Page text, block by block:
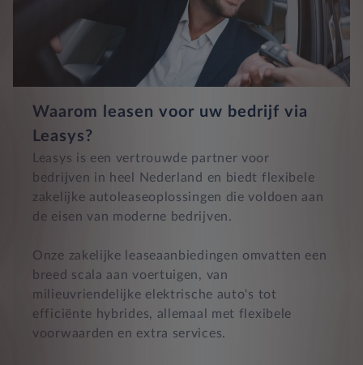
Waarom leasen voor uw bedrijf via
Leasys?
Leasys is een vertrouwde partner voor
bedrijven in heel Nederland en biedt flexibele
zakelijke autoleaseoplossingen die voldoen aan
de eisen van moderne bedrijven.
Onze zakelijke leaseaanbiedingen omvatten een
breed scala aan voertuigen, van
milieuvriendelijke elektrische auto's tot
efficiënte hybrides, allemaal met flexibele
voorwaarden en extra services.